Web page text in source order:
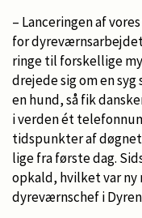
– Lanceringen af
for
ringe til forskellige
drejede sig om en
en hund, så fik
i verden ét
tidspunkter af døgnet
lige fra første dag.
opkald, hvilket var ny
dyreværnschef i